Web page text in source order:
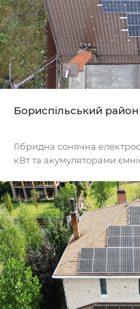
Бориспільський район
Гібридна сонячна
кВт та акумуляторами